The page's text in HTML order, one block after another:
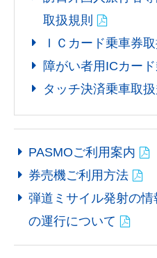
取扱規則
ＩＣカード乗車券
障がい者用ICカー
タッチ決済乗車取扱
PASMOご利用案内
券売機ご利用方法
弾道ミサイル発射の
の運行について